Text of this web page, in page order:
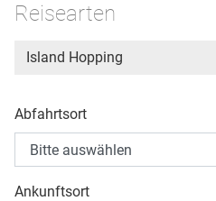
Reisearten
Island Hopping
Abfahrtsort
Ankunftsort